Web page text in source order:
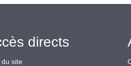
directs
du site